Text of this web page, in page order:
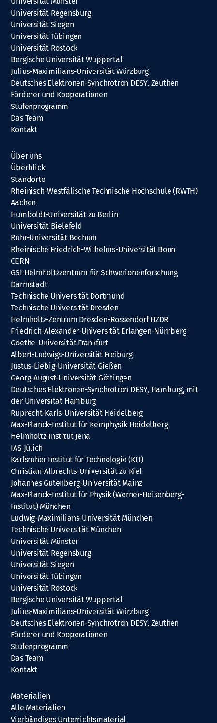
Universität Regensburg
Universität Siegen
Universität Tübingen
Universität Rostock
Bergische Universität Wuppertal
Julius-Maximilians-Universität Würzburg
Deutsches Elektronen-Synchrotron DESY, Zeuthen
Förderer und Kooperationen
Stufenprogramm
Das Team
Kontakt
Über uns
Überblick
Standorte
Rheinisch-Westfälische Technische Hochschule (RWTH)
Aachen
Humboldt-Universität zu Berlin
Universität Bielefeld
Ruhr-Universität Bochum
Rheinische Friedrich-Wilhelms-Universität Bonn
CERN
GSI Helmholtzzentrum für Schwerionenforschung
Darmstadt
Technische Universität Dortmund
Technische Universität Dresden
Helmholtz-Zentrum Dresden-Rossendorf HZDR
Friedrich-Alexander-Universität Erlangen-Nürnberg
Goethe-Universität Frankfurt
Albert-Ludwigs-Universität Freiburg
Justus-Liebig-Universität Gießen
Georg-August-Universität Göttingen
Deutsches Elektronen-Synchrotron DESY, Hamburg, mit
der Universität Hamburg
Ruprecht-Karls-Universität Heidelberg
Max-Planck-Institut für Kernphysik Heidelberg
Helmholtz-Institut Jena
IAS Jülich
Karlsruher Institut für Technologie (KIT)
Christian-Albrechts-Universität zu Kiel
Johannes Gutenberg-Universität Mainz
Max-Planck-Institut für Physik (Werner-Heisenberg-
Institut) München
Ludwig-Maximilians-Universität München
Technische Universität München
Universität Münster
Universität Regensburg
Universität Siegen
Universität Tübingen
Universität Rostock
Bergische Universität Wuppertal
Julius-Maximilians-Universität Würzburg
Deutsches Elektronen-Synchrotron DESY, Zeuthen
Förderer und Kooperationen
Stufenprogramm
Das Team
Kontakt
Materialien
Alle Materialien
Vierbändiges Unterrichtsmaterial